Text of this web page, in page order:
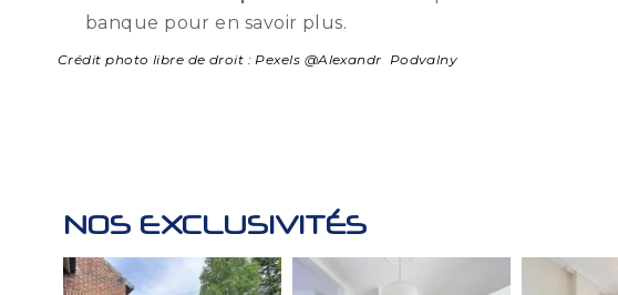
banque pour en savoir plus.
Crédit photo libre de droit : Pexels @Alexandr Podvalny
NOS EXCLUSIVITÉS